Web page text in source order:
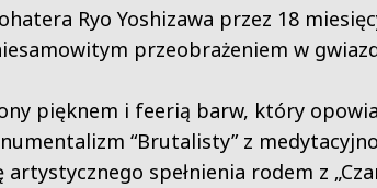
Ryo Yoshizawa przez 18
przeobrażeniem w
pięknem i feerią barw, który
“Brutalisty” z
spełnienia rodem z